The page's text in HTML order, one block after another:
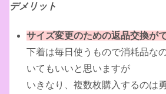
デメリット
サイズ変更のための返品交換が
下着は毎日使うもので消耗品な
いてもいいと思いますが
いきなり、複数枚購入するのは